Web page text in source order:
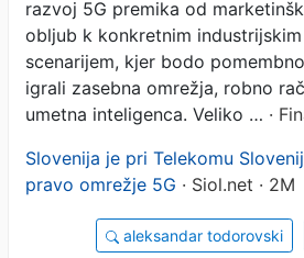
razvoj 5G premika od
obljub k konkretnim industrijskim
scenarijem, kjer bodo
igrali zasebna omrežja, robno
umetna inteligenca. Veliko … ·
Slovenija je pri Telekomu
pravo omrežje 5G · Siol.net · 2M
aleksandar todorovski